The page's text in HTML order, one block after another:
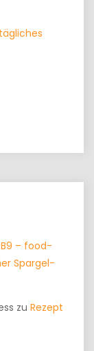
– food-
Spargel-
zu Rezept